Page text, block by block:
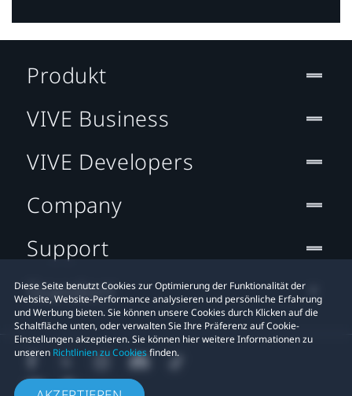
Diese Seite benutzt Cookies zur Optimierung der Funktionalität der
Website, Website-Performance analysieren und persönliche Erfahrung
und Werbung bieten. Sie können unsere Cookies durch Klicken auf die
Schaltfläche unten, oder verwalten Sie Ihre Präferenz auf Cookie-
Einstellungen akzeptieren. Sie können hier weitere Informationen zu
unseren Richtlinien zu Cookiesfinden.
Produkt
VIVE Business
VIVE Developers
Company
Support
Standort